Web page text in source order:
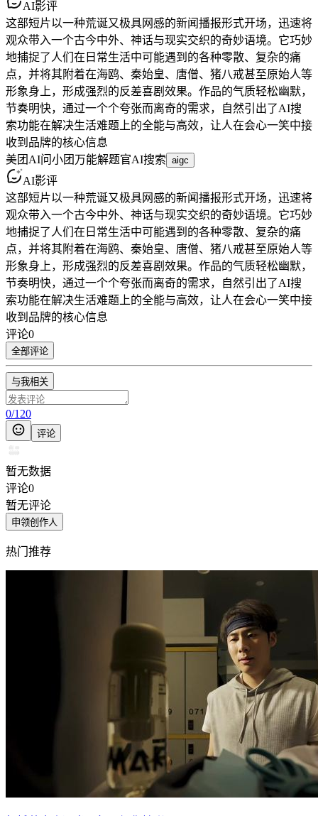
AI影评
这部短片以一种荒诞又极具网感的新闻播报形式开场，迅速将
观众带入一个古今中外、神话与现实交织的奇妙语境。它巧妙
地捕捉了人们在日常生活中可能遇到的各种零散、复杂的痛
点，并将其附着在海鸥、秦始皇、唐僧、猪八戒甚至原始人等
形象身上，形成强烈的反差喜剧效果。作品的气质轻松幽默，
节奏明快，通过一个个夸张而离奇的需求，自然引出了AI搜
索功能在解决生活难题上的全能与高效，让人在会心一笑中接
收到品牌的核心信息
美团AI问小团 万能解题官AI搜索 aigc
AI影评
这部短片以一种荒诞又极具网感的新闻播报形式开场，迅速将
观众带入一个古今中外、神话与现实交织的奇妙语境。它巧妙
地捕捉了人们在日常生活中可能遇到的各种零散、复杂的痛
点，并将其附着在海鸥、秦始皇、唐僧、猪八戒甚至原始人等
形象身上，形成强烈的反差喜剧效果。作品的气质轻松幽默，
节奏明快，通过一个个夸张而离奇的需求，自然引出了AI搜
索功能在解决生活难题上的全能与高效，让人在会心一笑中接
收到品牌的核心信息
评论0
全部评论
与我相关
0/120
评论
暂无数据
评论0
暂无评论
申领创作人
热门推荐